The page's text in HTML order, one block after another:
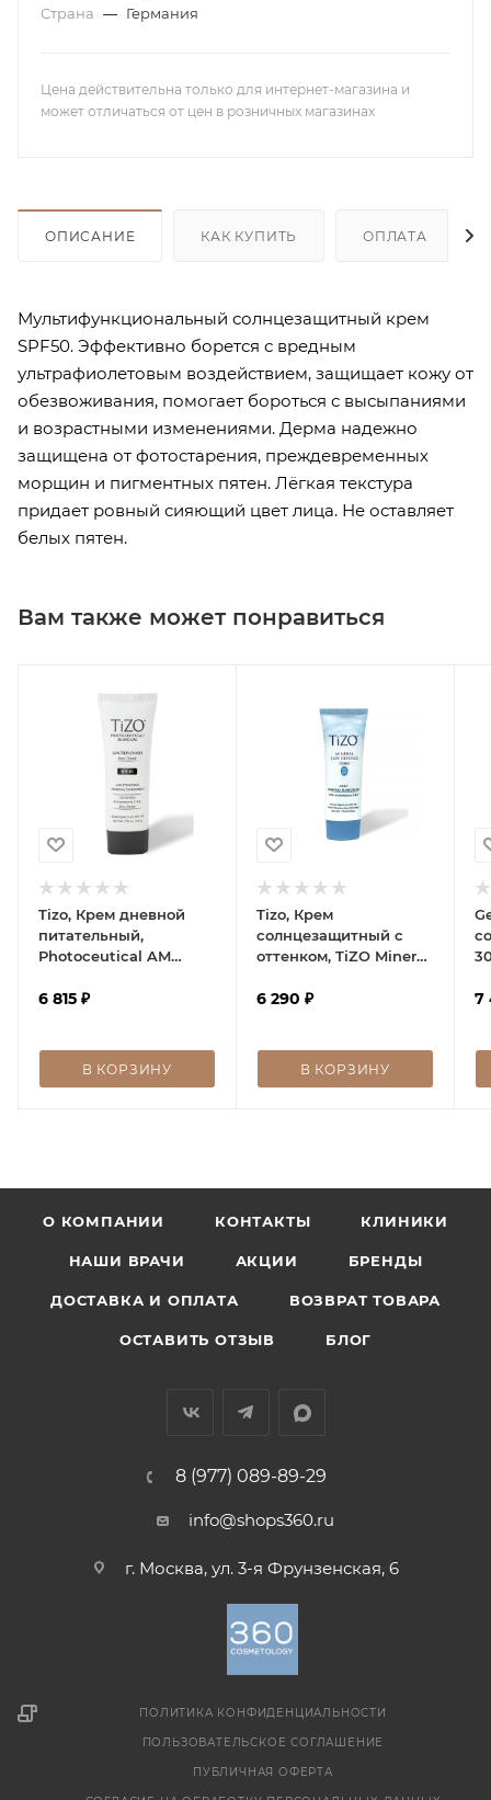
Страна — Германия
Цена действительна только для интернет-магазина и
может отличаться от цен в розничных магазинах
ОПИСАНИЕ КАК КУПИТЬ ОПЛАТА
Мультифункциональный солнцезащитный крем
SPF50. Эффективно борется с вредным
ультрафиолетовым воздействием, защищает кожу от
обезвоживания, помогает бороться с высыпаниями
и возрастными изменениями. Дерма надежно
защищена от фотостарения, преждевременных
морщин и пигментных пятен. Лёгкая текстура
придает ровный сияющий цвет лица. Не оставляет
белых пятен.
Вам также может понравиться
Tizo, Крем дневной
питательный,
Photoceutical AM
SPF 40, 50 мл
6 815 ₽
В КОРЗИНУ
Tizo, Крем
солнцезащитный с
оттенком, TiZO Mineral
г
6 290 ₽
В КОРЗИНУ
7
О КОМПАНИИ КОНТАКТЫ КЛИНИКИ
НАШИ ВРАЧИ АКЦИИ БРЕНДЫ
ДОСТАВКА И ОПЛАТА ВОЗВРАТ ТОВАРА
ОСТАВИТЬ ОТЗЫВ БЛОГ
8 (977) 089-89-29
info@shops360.ru
г. Москва, ул. 3-я Фрунзенская, 6
ПОЛИТИКА КОНФИДЕНЦИАЛЬНОСТИ
ПОЛЬЗОВАТЕЛЬСКОЕ СОГЛАШЕНИЕ
ПУБЛИЧНАЯ ОФЕРТА